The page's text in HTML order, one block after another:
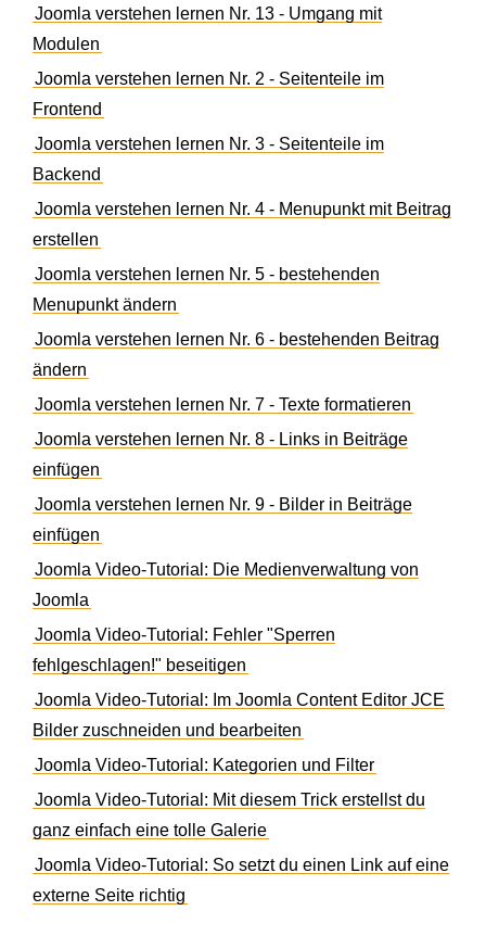
Joomla verstehen lernen Nr. 13 - Umgang mit
Modulen
Joomla verstehen lernen Nr. 2 - Seitenteile im
Frontend
Joomla verstehen lernen Nr. 3 - Seitenteile im
Backend
Joomla verstehen lernen Nr. 4 - Menupunkt mit Beitrag
erstellen
Joomla verstehen lernen Nr. 5 - bestehenden
Menupunkt ändern
Joomla verstehen lernen Nr. 6 - bestehenden Beitrag
ändern
Joomla verstehen lernen Nr. 7 - Texte formatieren
Joomla verstehen lernen Nr. 8 - Links in Beiträge
einfügen
Joomla verstehen lernen Nr. 9 - Bilder in Beiträge
einfügen
Joomla Video-Tutorial: Die Medienverwaltung von
Joomla
Joomla Video-Tutorial: Fehler "Sperren
fehlgeschlagen!" beseitigen
Joomla Video-Tutorial: Im Joomla Content Editor JCE
Bilder zuschneiden und bearbeiten
Joomla Video-Tutorial: Kategorien und Filter
Joomla Video-Tutorial: Mit diesem Trick erstellst du
ganz einfach eine tolle Galerie
Joomla Video-Tutorial: So setzt du einen Link auf eine
externe Seite richtig